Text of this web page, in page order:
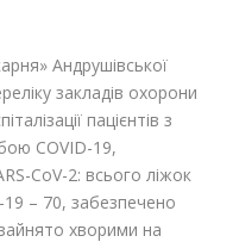
Андрушівської
закладів охорони
пацієнтів з
COVID-19,
CoV-2: всього ліжок
19 – 70, забезпечено
хворими на